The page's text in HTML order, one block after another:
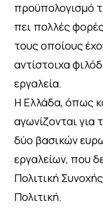
προϋπολογισμό
πει πολλές
τους οποίους
αντίστοιχα
εργαλεία.
Η Ελλάδα, όπως
αγωνίζονται
δύο βασικών
εργαλείων, που
Πολιτική
Πολιτική.